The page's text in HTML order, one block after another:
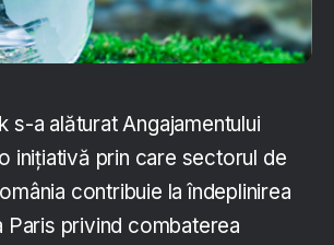
s-a alăturat Angajamentului
inițiativă prin care sectorul de
contribuie la îndeplinirea
Paris privind combaterea